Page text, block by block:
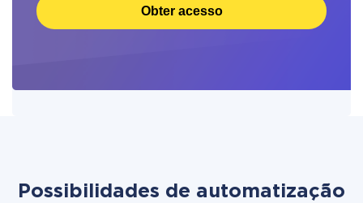
Obter acesso
Possibilidades de automatização